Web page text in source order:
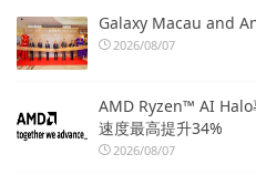
Galaxy Macau and
2026/08/07
AMD Ryzen™ AI
速度最高提升34%
2026/08/07